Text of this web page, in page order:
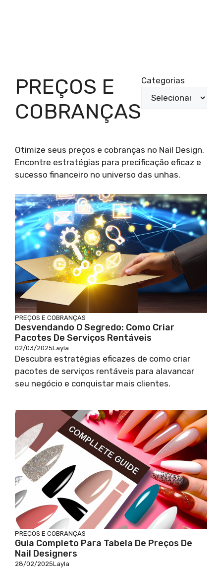
PREÇOS E
COBRANÇAS
Categorias
Otimize seus preços e cobranças no Nail Design.
Encontre estratégias para precificação eficaz e
sucesso financeiro no universo das unhas.
PREÇOS E COBRANÇAS
Desvendando O Segredo: Como Criar
Pacotes De Serviços Rentáveis
02/03/2025Layla
Descubra estratégias eficazes de como criar
pacotes de serviços rentáveis para alavancar
seu negócio e conquistar mais clientes.
PREÇOS E COBRANÇAS
Guia Completo Para Tabela De Preços De
Nail Designers
28/02/2025Layla